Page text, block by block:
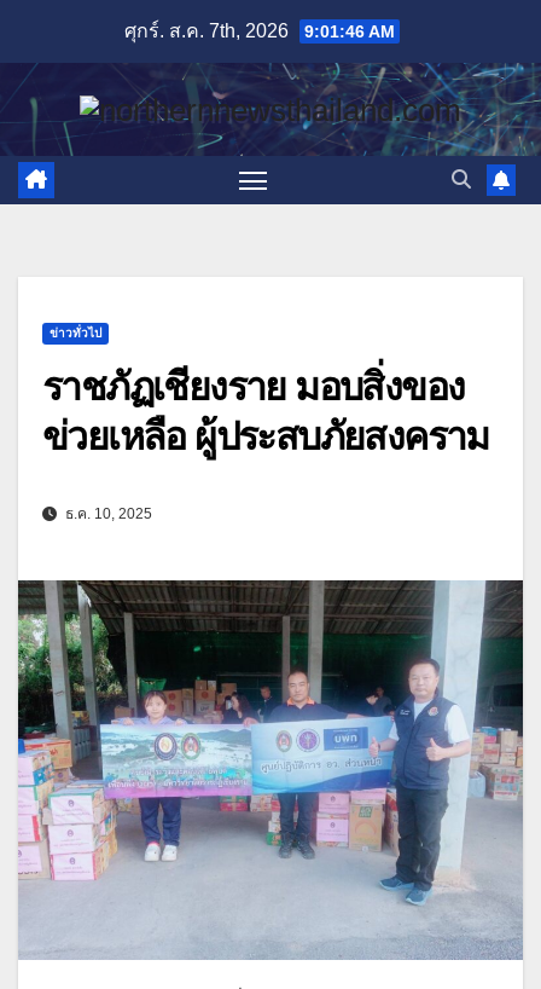
content
ศุกร์. ส.ค. 7th, 2026 9:01:48 AM
ข่าวทั่วไป
ราชภัฏเชียงราย มอบสิ่งของ
ข่วยเหลือ ผู้ประสบภัยสงคราม
ธ.ค. 10, 2025